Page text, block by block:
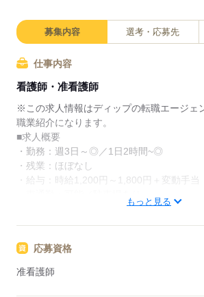
求職中の看護師さんの転職を専任の
キャリアアドバイザーが入職まで無料
日本最大級の求人情報の中からぴった
介。
履歴書作成のアドバイスや面接日の調
お給料、お休み、入職時期の交渉もサ
【もちろん無料】
費用は一切かかりません。
募集内容 選考・応募先
仕事内容
看護師・准看護師
※この求人情報はディップの転職エージェ
職業紹介になります。
■求人概要
・勤務：週3日～◎／1日2時間~◎
・残業：ほぼなし
・給与：時給1,200円～1,800円＋変動手当
■業務内容ーデイサービスでの看護業務を
・レクリエーションの企画、実行
※利用者数：10～15名/日
もっと見る
応募資格
准看護師